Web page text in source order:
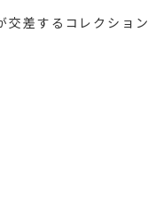
交差するコレクション